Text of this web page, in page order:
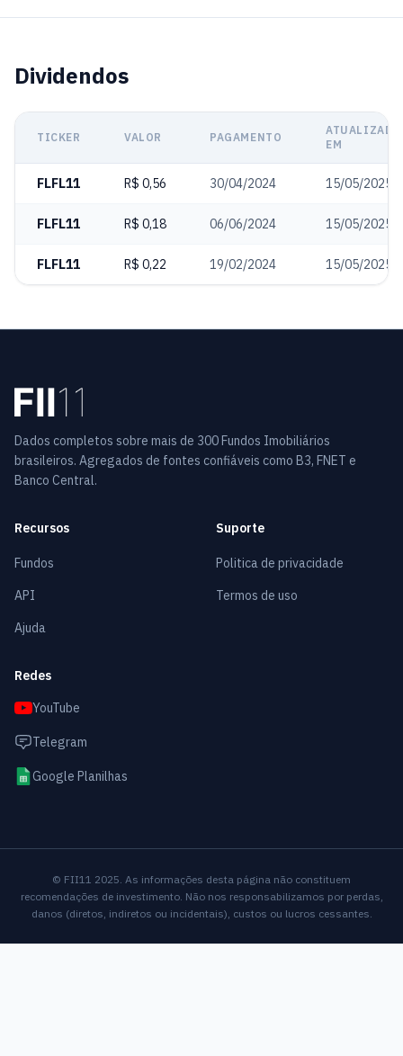
Dividendos
TICKER VALOR PAGAMENTO
ATUALIZADO
EM
FLFL11 R$ 0,56 30/04/2024 15/05/2025
FLFL11 R$ 0,18 06/06/2024 15/05/2025
FLFL11 R$ 0,22 19/02/2024 15/05/2025
Dados completos sobre mais de 300 Fundos Imobiliários
brasileiros. Agregados de fontes confiáveis como B3, FNET e
Banco Central.
Recursos
Fundos
API
Ajuda
Suporte
Politica de privacidade
Termos de uso
Redes
YouTube
Telegram
Google Planilhas
© FII11 2025. As informações desta página não constituem
recomendações de investimento. Não nos responsabilizamos por perdas,
danos (diretos, indiretos ou incidentais), custos ou lucros cessantes.